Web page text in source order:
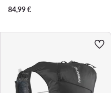
84,99€